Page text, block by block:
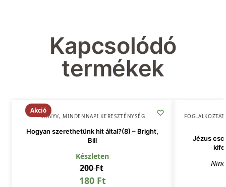
Kapcsolódó
termékek
Akció
KÖNYV, MINDENNAPI KERESZTÉNYSÉG
Hogyan szerethetünk hit által?(8) – Bright,
Bill
Készleten
200Ft
180 Ft
Jézus